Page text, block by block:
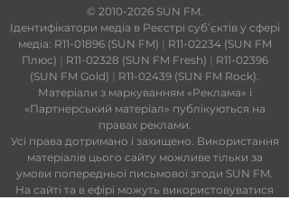
​© 2010-2026SUN FM.
Ідентифікатори медіа в Реєстрі суб’єктів у сфері
медіа: R11-01896 (SUN FM) | R11-02234 (SUN FM
Плюс) | R11-02328 (SUN FM Fresh) | R11-02396
(SUN FM Gold) | R11-02439 (SUN FM Rock).
Матеріали з маркуванням «Реклама» і
«Партнерський матеріал» публікуються на
правах реклами.
Усі права дотримано і захищено. Використання
матеріалів цього сайту можливе тільки за
умови попередньої письмової згоди SUN FM.
На сайті та в ефірі можуть використовуватися